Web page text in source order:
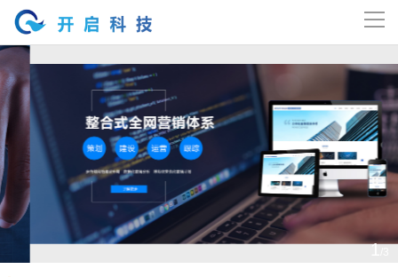
导
网站首页
关于开启
主营业务
案例展示
1